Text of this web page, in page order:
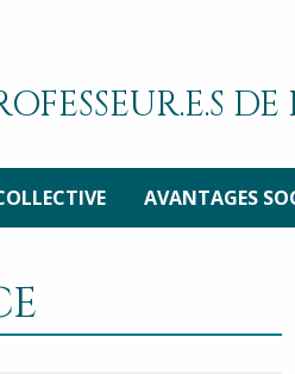
AVANTAGES